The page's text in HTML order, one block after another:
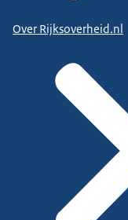
Over Rijksoverheid.nl